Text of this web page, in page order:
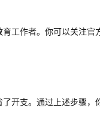
工作者。你可以关注官
开支。通过上述步骤，